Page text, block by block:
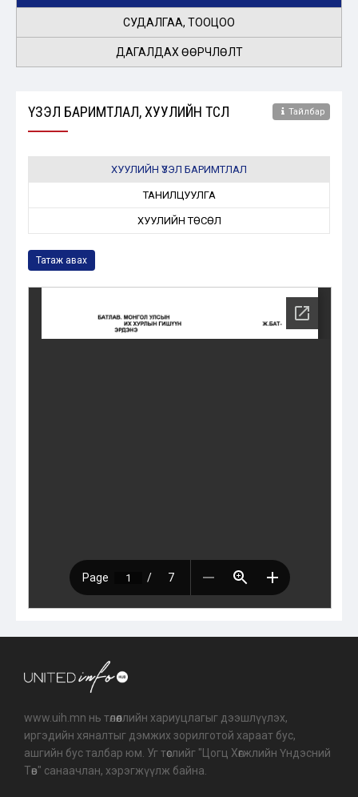
СУДАЛГАА, ТООЦОО
ДАГАЛДАХ ӨӨРЧЛӨЛТ
ҮЗЭЛ БАРИМТЛАЛ, ХУУЛИЙН ТӨСӨЛ Тайлбар
ХУУЛИЙН ҮЗЭЛ БАРИМТЛАЛ
ТАНИЛЦУУЛГА
ХУУЛИЙН ТӨСӨЛ
Татаж авах
www.uih.mn нь төлөөллийн хариуцлагыг дээшлүүлэх,
иргэдийн хяналтыг дэмжих зорилготой хараат бус,
ашгийн бус талбар юм. Уг төслийг "Цогц Хөгжлийн Үндэсний
Төв" санаачлан, хэрэгжүүлж байна.